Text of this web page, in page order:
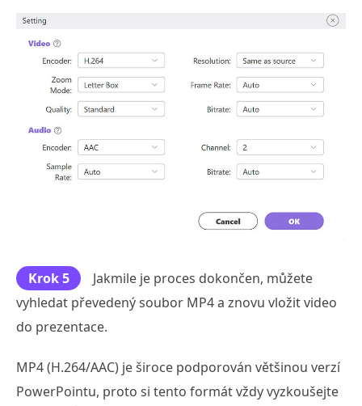
Krok 5
Jakmile je proces dokončen, můžete
vyhledat převedený soubor MP4 a znovu vložit video
do prezentace.
MP4 (H.264/AAC) je široce podporován většinou verzí
PowerPointu, proto si tento formát vždy vyzkoušejte